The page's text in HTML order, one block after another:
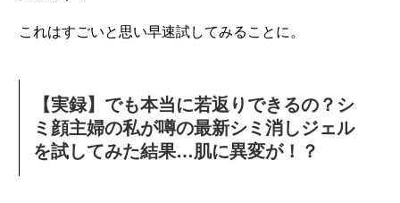
これはすごいと思い早速試してみることに。
【実録】でも本当に若返りできるの？シ
ミ顔主婦の私が噂の最新シミ消しジェル
を試してみた結果…肌に異変が！？